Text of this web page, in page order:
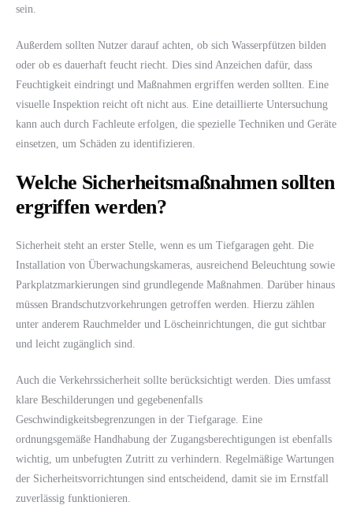
sein.
Außerdem sollten Nutzer darauf achten, ob sich Wasserpfützen bilden
oder ob es dauerhaft feucht riecht. Dies sind Anzeichen dafür, dass
Feuchtigkeit eindringt und Maßnahmen ergriffen werden sollten. Eine
visuelle Inspektion reicht oft nicht aus. Eine detaillierte Untersuchung
kann auch durch Fachleute erfolgen, die spezielle Techniken und Geräte
einsetzen, um Schäden zu identifizieren.
Welche Sicherheitsmaßnahmen sollten
ergriffen werden?
Sicherheit steht an erster Stelle, wenn es um Tiefgaragen geht. Die
Installation von Überwachungskameras, ausreichend Beleuchtung sowie
Parkplatzmarkierungen sind grundlegende Maßnahmen. Darüber hinaus
müssen Brandschutzvorkehrungen getroffen werden. Hierzu zählen
unter anderem Rauchmelder und Löscheinrichtungen, die gut sichtbar
und leicht zugänglich sind.
Auch die Verkehrssicherheit sollte berücksichtigt werden. Dies umfasst
klare Beschilderungen und gegebenenfalls
Geschwindigkeitsbegrenzungen in der Tiefgarage. Eine
ordnungsgemäße Handhabung der Zugangsberechtigungen ist ebenfalls
wichtig, um unbefugten Zutritt zu verhindern. Regelmäßige Wartungen
der Sicherheitsvorrichtungen sind entscheidend, damit sie im Ernstfall
zuverlässig funktionieren.